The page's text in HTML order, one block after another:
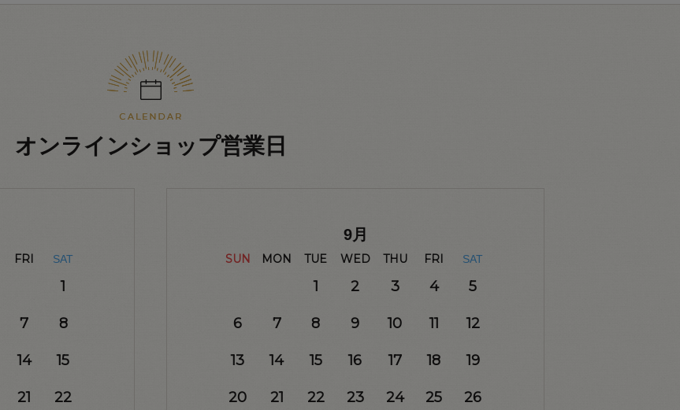
オンラインショップ営業日
FRI SAT
1
7 8
14 15
21 22
9月
SUN MON TUE WED THU FRI SAT
1 2 3 4 5
6 7 8 9 10 11 12
13 14 15 16 17 18 19
20 21 22 23 24 25 26